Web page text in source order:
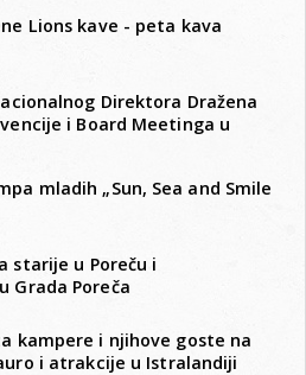
Lions kave - peta kava
Direktora Dražena
i Board Meetinga u
mladih „Sun, Sea and Smile
starije u Poreču i
Grada Poreča
kampere i njihove goste na
i atrakcije u Istralandiji